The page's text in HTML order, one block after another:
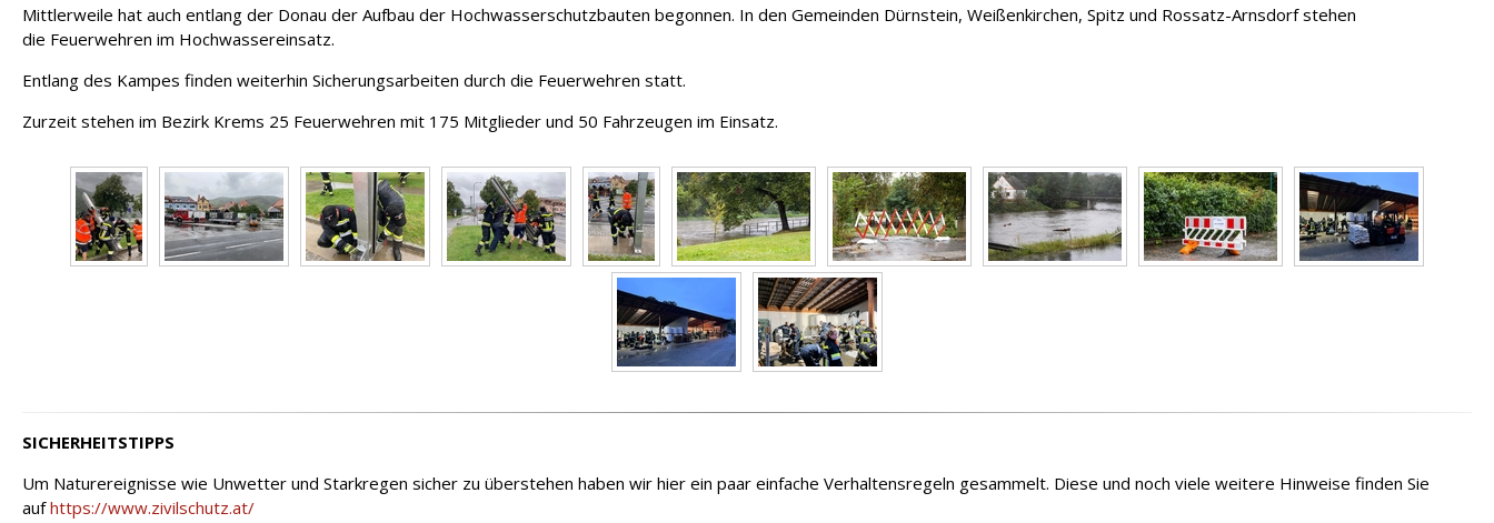
Mittlerweile hat auch entlang der Donau der Aufbau der Hochwasserschutzbauten begonnen. In den Gemeinden Dürnstein, Weißenkirchen, Spitz und Rossatz-Arnsdorf stehen
die Feuerwehren im Hochwassereinsatz.
Entlang des Kampes finden weiterhin Sicherungsarbeiten durch die Feuerwehren statt.
Zurzeit stehen im Bezirk Krems 25 Feuerwehren mit 175 Mitglieder und 50 Fahrzeugen im Einsatz.
SICHERHEITSTIPPS
Um Naturereignisse wie Unwetter und Starkregen sicher zu überstehen haben wir hier ein paar einfache Verhaltensregeln gesammelt. Diese und noch viele weitere Hinweise finden Sie
aufhttps://www.zivilschutz.at/